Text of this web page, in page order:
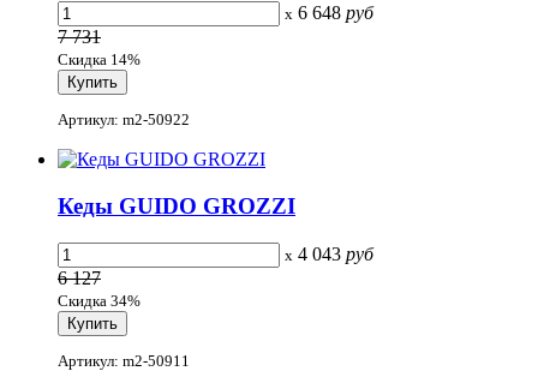
x 6 648 руб
7 731
Скидка 14%
Артикул: m2-50922
Кеды GUIDO GROZZI
x 4 043 руб
6 127
Скидка 34%
Артикул: m2-50911